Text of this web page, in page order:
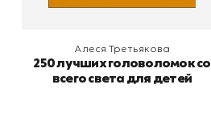
Алеся Третьякова
250 лучших головоломок со
всего света для детей